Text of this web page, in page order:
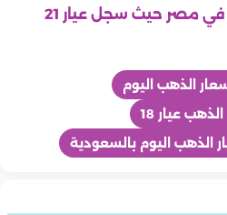
انخفاض أسعار الذهب في مصر حيث سجل عيار 21
الذهب اليوم
عيار 18
الذهب اليوم بالسعودية
الشاشة العربية» الذي عاد